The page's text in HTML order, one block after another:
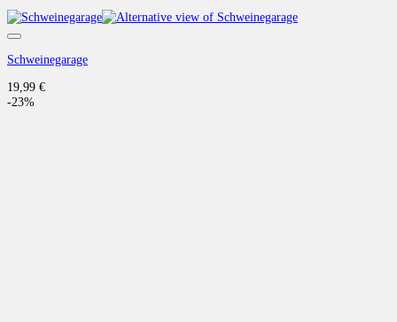
Schweinegarage
19,99 €
-23%